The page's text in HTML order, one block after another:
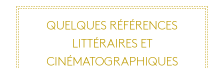
QUELQUES RÉFÉRENCES
LITTÉRAIRES ET
CINÉMATOGRAPHIQUES